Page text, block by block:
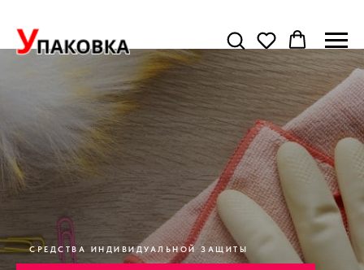
СРЕДСТВА ИНДИВИДУАЛЬНОЙ ЗАЩИТЫ